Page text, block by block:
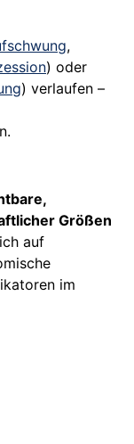
,
) oder
) verlaufen –
Größen
auf
im